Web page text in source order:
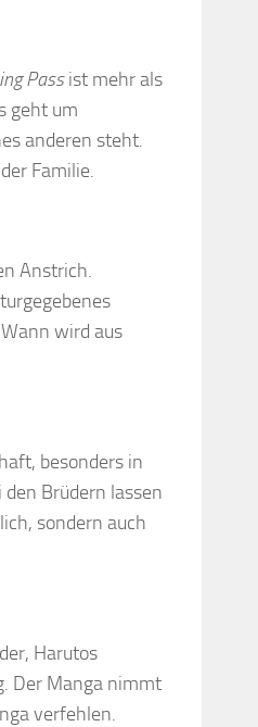
Passist mehr als
geht um
anderen steht.
Familie.
Anstrich.
wird aus
besonders in
Brüdern lassen
sondern auch
Harutos
Der Manga nimmt
verfehlen.